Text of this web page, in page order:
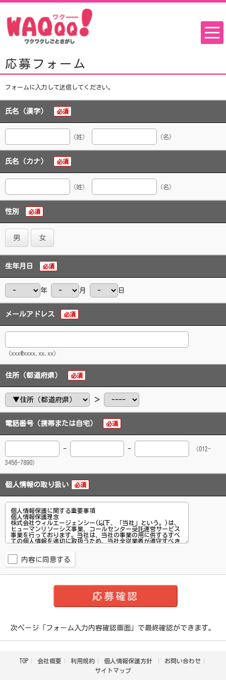
応募フォーム
フォームに入力して送信してください。
氏名（漢字） 必須
（姓） （名）
氏名（カナ） 必須
（姓） （名）
性別 必須
男 女
生年月日 必須
年 月 日
メールアドレス 必須
（xxx@xxxx.xx.xx）
住所（都道府県） 必須
＞
電話番号（携帯または自宅） 必須
- - （012-
3456-7890）
個人情報の取り扱い 必須
内容に同意する
次ページ「フォーム入力内容確認画面」で最終確認ができます。
TOP 会社概要 利用規約 個人情報保護方針
お問い合わせ
サイトマップ